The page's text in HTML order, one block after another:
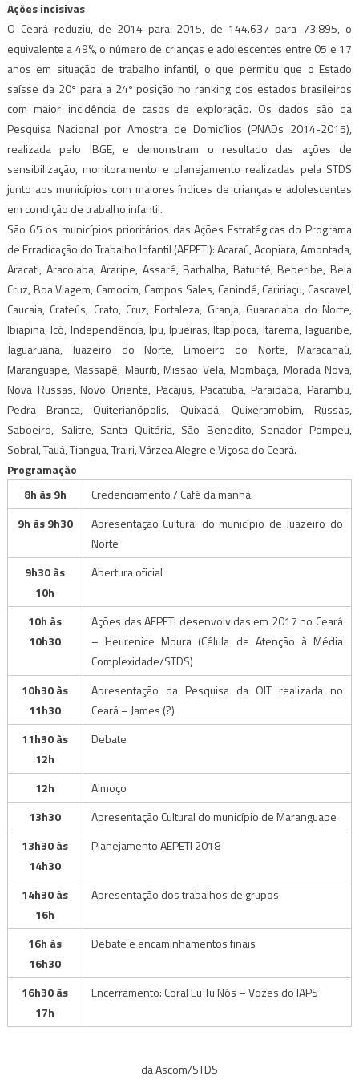
Ações incisivas
O Ceará reduziu, de 2014 para 2015, de 144.637 para 73.895, o
equivalente a 49%, o número de crianças e adolescentes entre 05 e 17
anos em situação de trabalho infantil, o que permitiu que o Estado
saísse da 20º para a 24º posição no ranking dos estados brasileiros
com maior incidência de casos de exploração. Os dados são da
Pesquisa Nacional por Amostra de Domicílios (PNADs 2014-2015),
realizada pelo IBGE, e demonstram o resultado das ações de
sensibilização, monitoramento e planejamento realizadas pela STDS
junto aos municípios com maiores índices de crianças e adolescentes
em condição de trabalho infantil.
São 65 os municípios prioritários das Ações Estratégicas do Programa
de Erradicação do Trabalho Infantil (AEPETI):Acaraú, Acopiara, Amontada,
Aracati, Aracoiaba, Araripe, Assaré, Barbalha, Baturité, Beberibe, Bela
Cruz, Boa Viagem, Camocim, Campos Sales, Canindé, Caririaçu, Cascavel,
Caucaia, Crateús, Crato, Cruz, Fortaleza, Granja, Guaraciaba do Norte,
Ibiapina, Icó, Independência, Ipu, Ipueiras, Itapipoca, Itarema, Jaguaribe,
Jaguaruana, Juazeiro do Norte, Limoeiro do Norte, Maracanaú,
Maranguape, Massapê, Mauriti, Missão Vela, Mombaça, Morada Nova,
Nova Russas, Novo Oriente, Pacajus, Pacatuba, Paraipaba, Parambu,
Pedra Branca, Quiterianópolis, Quixadá, Quixeramobim, Russas,
Saboeiro, Salitre, Santa Quitéria, São Benedito, Senador Pompeu,
Sobral, Tauá, Tiangua, Trairi, Várzea Alegre e Viçosa do Ceará.
Programação
8h às 9h
Credenciamento / Café da manhã
9h às 9h30
Apresentação Cultural do município de Juazeiro do
Norte
9h30 às
10h
Abertura oficial
10h às
10h30
Ações das AEPETI desenvolvidas em 2017 no Ceará
– Heurenice Moura (Célula de Atenção à Média
Complexidade/STDS)
10h30 às
11h30
Apresentação da Pesquisa da OIT realizada no
Ceará – James (?)
11h30 às
12h
Debate
12h
Almoço
13h30
Apresentação Cultural do município de Maranguape
13h30 às
14h30
Planejamento AEPETI 2018
14h30 às
16h
Apresentação dos trabalhos de grupos
16h às
16h30
Debate e encaminhamentos finais
16h30 às
17h
Encerramento: Coral Eu Tu Nós – Vozes do IAPS
da Ascom/STDS